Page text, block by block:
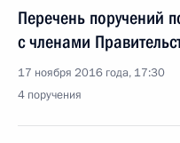
Перечень поручений
с членами
17 ноября 2016 года, 17:30
4 поручения